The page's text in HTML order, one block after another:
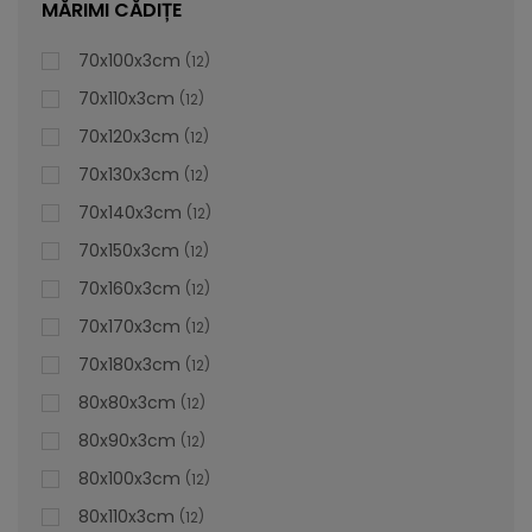
Cădiță De Duș Dalia, Crem, Cu Sifon Inclus
MĂRIMI CĂDIȚE
70x100x3cm 12
70x110x3cm 12
70x120x3cm 12
70x130x3cm 12
70x140x3cm 12
70x150x3cm 12
70x160x3cm 12
70x170x3cm 12
70x180x3cm 12
80x80x3cm 12
80x90x3cm 12
80x100x3cm 12
80x110x3cm 12